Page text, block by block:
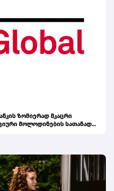
ზომიერად მკაცრი
მოლოდინების სათანადო